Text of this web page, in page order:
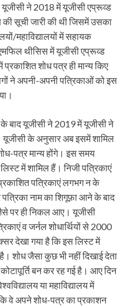
यूजीसी ने 2018 में यूजीसी एप्रूव्ड
सूची जारी की थी जिसमें उसका
महाविद्यालयों में सहायक
थीसिस में यूजीसी एप्रूव्ड
शोध पत्र ही मान्य किए
ने अपनी-अपनी पत्रिकाओं को इस
बाद यूजीसी ने 2019 में यूजीसी ने
यूजीसी के अनुसार अब इसमें शामिल
पत्र मान्य होंगे। इस समय
में शामिल हैं। निजी पत्रिकाएं
पत्रिकाएं लगभग न के
नाम का शिगूफ़ा आने के बाद
पर ही निकल आए। यूजीसी
व जर्नल शोधार्थियों से 2000
देखा गया है कि इस लिस्ट में
शोध जैसा कुछ भी नहीं दिखाई देता
बन कर रह गई है। आए दिन
या महाविद्यालय में
कि वे अपने शोध-पत्र का प्रकाशन